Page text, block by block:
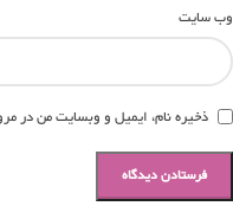
وب‌ سایت
ذخیره نام، ایمیل و وبسایت من در